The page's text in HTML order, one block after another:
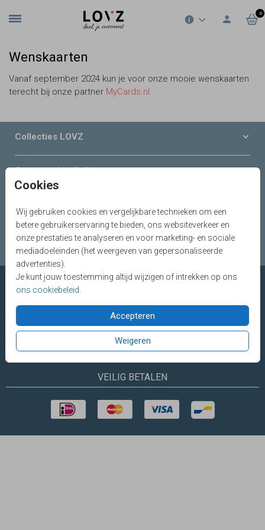
0
Cookies
Wij gebruiken cookies en vergelijkbare technieken om een
betere gebruikerservaring te bieden, ons websiteverkeer en
onze prestaties te analyseren en voor marketing- en sociale
mediadoeleinden (het weergeven van gepersonaliseerde
advertenties).
Je kunt jouw toestemming altijd wijzigen of intrekken op ons
ons cookiebeleid
Accepteren
Weigeren
Wenskaarten
Vanaf september 2024 kun je voor onze mooie wenskaarten
terecht bij onze partner MyCards.nl.
Collecties LOVZ
Onze service & diensten
Serviceteam
Made with Lovz © 2025 LOVZVragen? E-mailof bel085 - 401 04
(werkdagen tot 18.00 uur)
VEILIG BETALEN